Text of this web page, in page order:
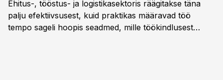
Ehitus-, tööstus- ja logistikasektoris räägitakse täna
palju efektiivsusest, kuid praktikas määravad töö
tempo sageli hoopis seadmed, mille töökindlusest